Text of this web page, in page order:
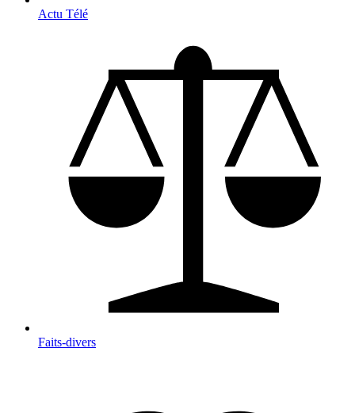
Actu Télé
Faits-divers